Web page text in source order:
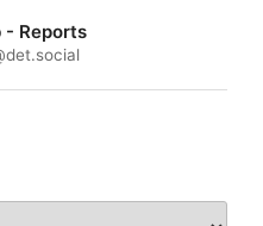
- Reports